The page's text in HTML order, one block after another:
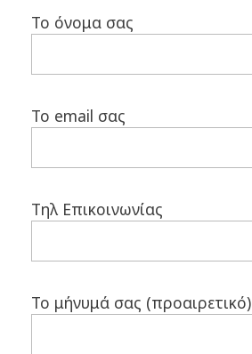
Το όνομα σας
Το email σας
Τηλ Επικοινωνίας
Το μήνυμά σας (προαιρετικό)